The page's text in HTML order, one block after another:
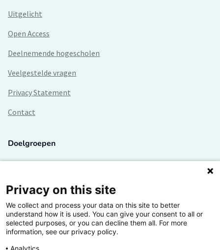
Uitgelicht
Open Access
Deelnemende hogescholen
Veelgestelde vragen
Privacy Statement
Contact
Doelgroepen
Lectoren en onderzoekers
Bedrijven
Hogescholen
Privacy on this site
We collect and process your data on this site to better
understand how it is used. You can give your consent to all or
selected purposes, or you can decline them all. For more
information, see our privacy policy.
Analytics